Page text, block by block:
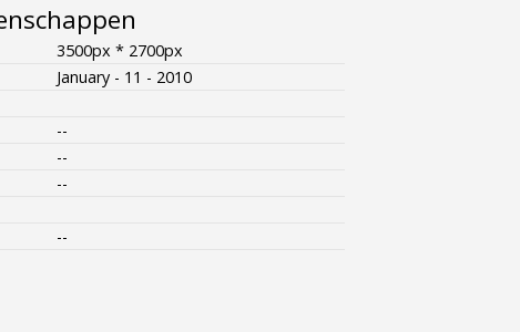
3500px * 2700px
January - 11 - 2010
--
--
--
--